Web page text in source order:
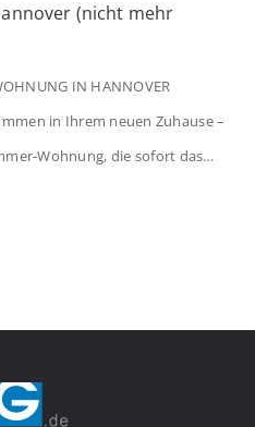
(nicht mehr
IN HANNOVER
in Ihrem neuen Zuhause –
Wohnung, die sofort das